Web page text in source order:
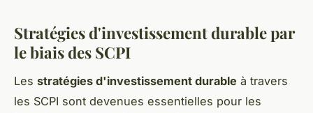
Stratégies d'investissement durable par
le biais des SCPI
Les stratégies d'investissement durable à travers
les SCPI sont devenues essentielles pour les